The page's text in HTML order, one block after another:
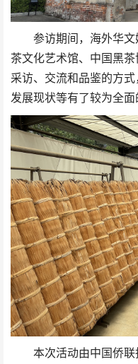
参访期间，海外华
茶文化艺术馆、中国黑
采访、交流和品鉴的方
发展现状等有了较为全面
本次活动由中国侨